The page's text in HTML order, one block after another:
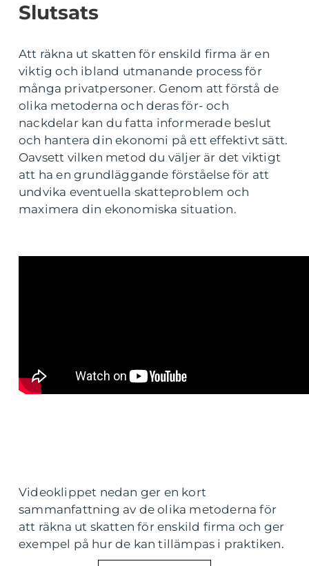
Slutsats
Att räkna ut skatten för enskild firma är en
viktig och ibland utmanande process för
många privatpersoner. Genom att förstå de
olika metoderna och deras för- och
nackdelar kan du fatta informerade beslut
och hantera din ekonomi på ett effektivt sätt.
Oavsett vilken metod du väljer är det viktigt
att ha en grundläggande förståelse för att
undvika eventuella skatteproblem och
maximera din ekonomiska situation.
Videoklippet nedan ger en kort
sammanfattning av de olika metoderna för
att räkna ut skatten för enskild firma och ger
exempel på hur de kan tillämpas i praktiken.